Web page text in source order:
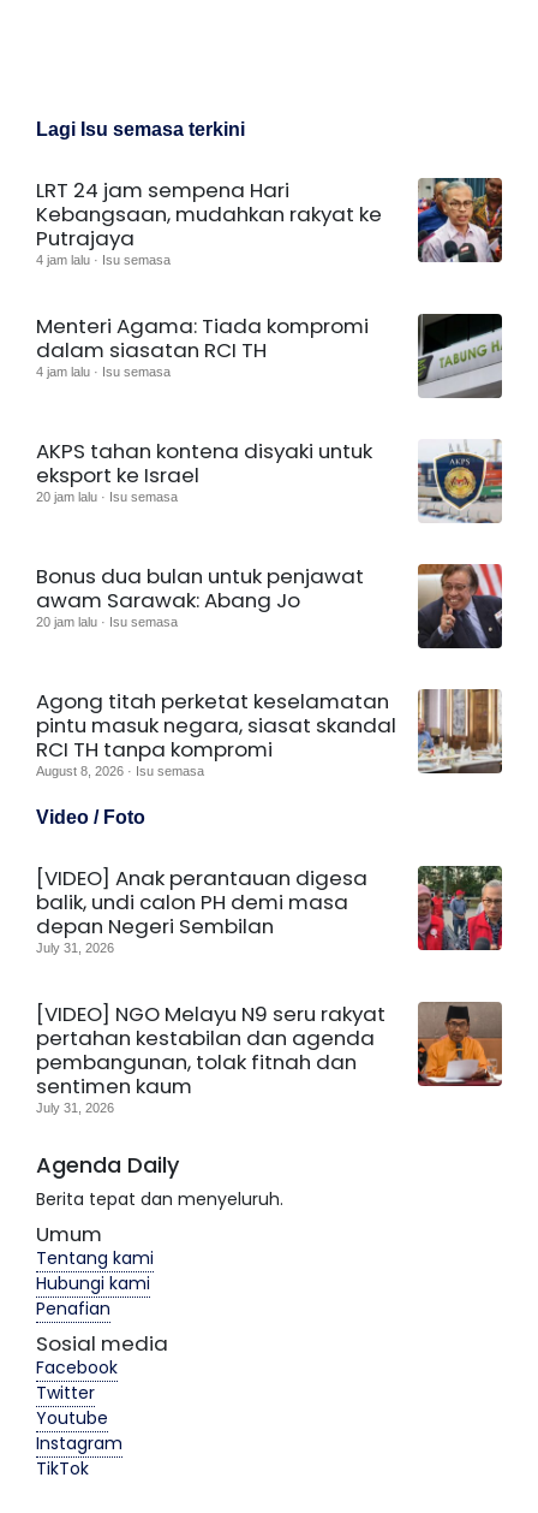
Lagi Isu semasa terkini
LRT 24 jam sempena Hari
Kebangsaan, mudahkan rakyat ke
Putrajaya
4 jam lalu · Isu semasa
Menteri Agama: Tiada kompromi
dalam siasatan RCI TH
4 jam lalu · Isu semasa
AKPS tahan kontena disyaki untuk
eksport ke Israel
20 jam lalu · Isu semasa
Bonus dua bulan untuk penjawat
awam Sarawak: Abang Jo
20 jam lalu · Isu semasa
Agong titah perketat keselamatan
pintu masuk negara, siasat skandal
RCI TH tanpa kompromi
August 8, 2026 · Isu semasa
Video / Foto
[VIDEO] Anak perantauan digesa
balik, undi calon PH demi masa
depan Negeri Sembilan
July 31, 2026
[VIDEO] NGO Melayu N9 seru rakyat
pertahan kestabilan dan agenda
pembangunan, tolak fitnah dan
sentimen kaum
July 31, 2026
Agenda Daily
Berita tepat dan menyeluruh.
Umum
Tentang kami
Hubungi kami
Penafian
Sosial media
Facebook
Twitter
Youtube
Instagram
TikTok